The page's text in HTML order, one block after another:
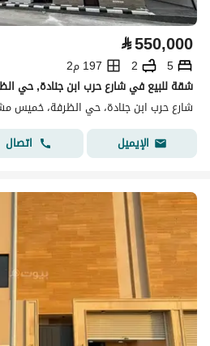
⃁550,000
5
2
197 م2
شقة للبيع في شارع حرب ابن جنادة, حي
شارع حرب ابن جنادة، حي الظرفة، خميس
الإيميل
اتصال